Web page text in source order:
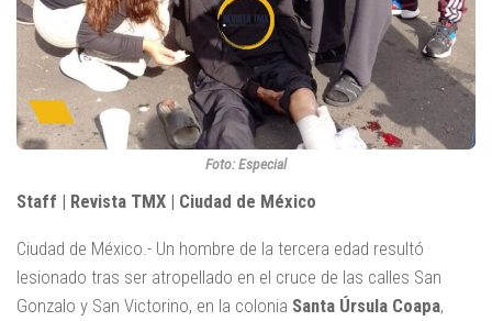
Foto: Especial
Staff | Revista TMX | Ciudad de México
Ciudad de México.- Un hombre de la tercera edad resultó
lesionado tras ser atropellado en el cruce de las calles San
Gonzalo y San Victorino, en la colonia Santa Úrsula Coapa,